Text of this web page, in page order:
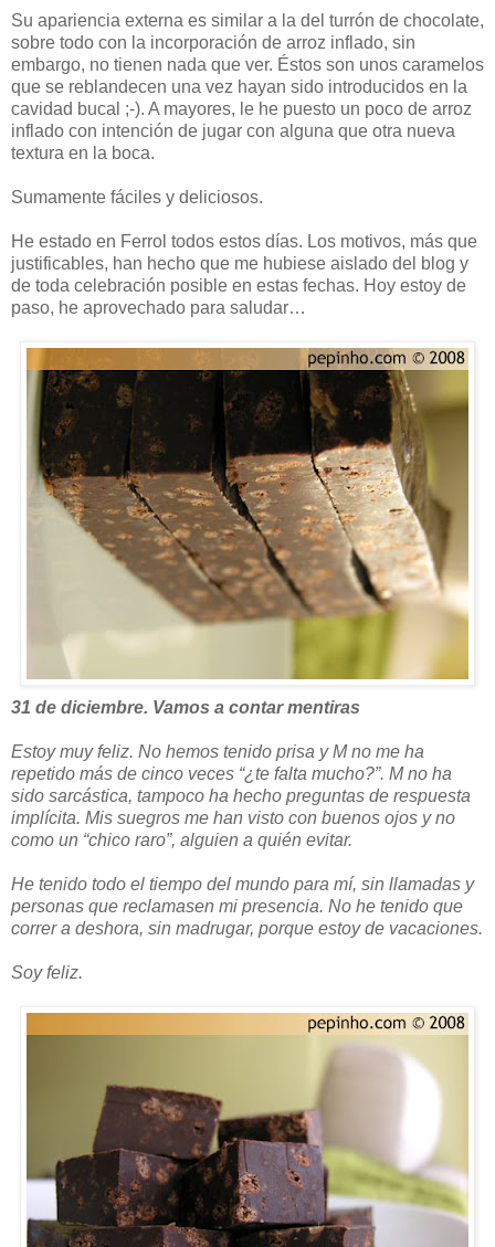
Su apariencia externa es similar a la del turrón de chocolate,
sobre todo con la incorporación de arroz inflado, sin
embargo, no tienen nada que ver. Éstos son unos caramelos
que se reblandecen una vez hayan sido introducidos en la
cavidad bucal ;-). A mayores, le he puesto un poco de arroz
inflado con intención de jugar con alguna que otra nueva
textura en la boca.
Sumamente fáciles y deliciosos.
He estado en Ferrol todos estos días. Los motivos, más que
justificables, han hecho que me hubiese aislado del blog y
de toda celebración posible en estas fechas. Hoy estoy de
paso, he aprovechado para saludar…
31 de diciembre. Vamos a contar mentiras
Estoy muy feliz. No hemos tenido prisa y M no me ha
repetido más de cinco veces “¿te falta mucho?”. M no ha
sido sarcástica, tampoco ha hecho preguntas de respuesta
implícita. Mis suegros me han visto con buenos ojos y no
como un “chico raro”, alguien a quién evitar.
He tenido todo el tiempo del mundo para mí, sin llamadas y
personas que reclamasen mi presencia. No he tenido que
correr a deshora, sin madrugar, porque estoy de vacaciones.
Soy feliz.